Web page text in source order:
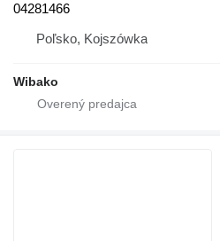
04281466
Poľsko, Kojszówka
Wibako